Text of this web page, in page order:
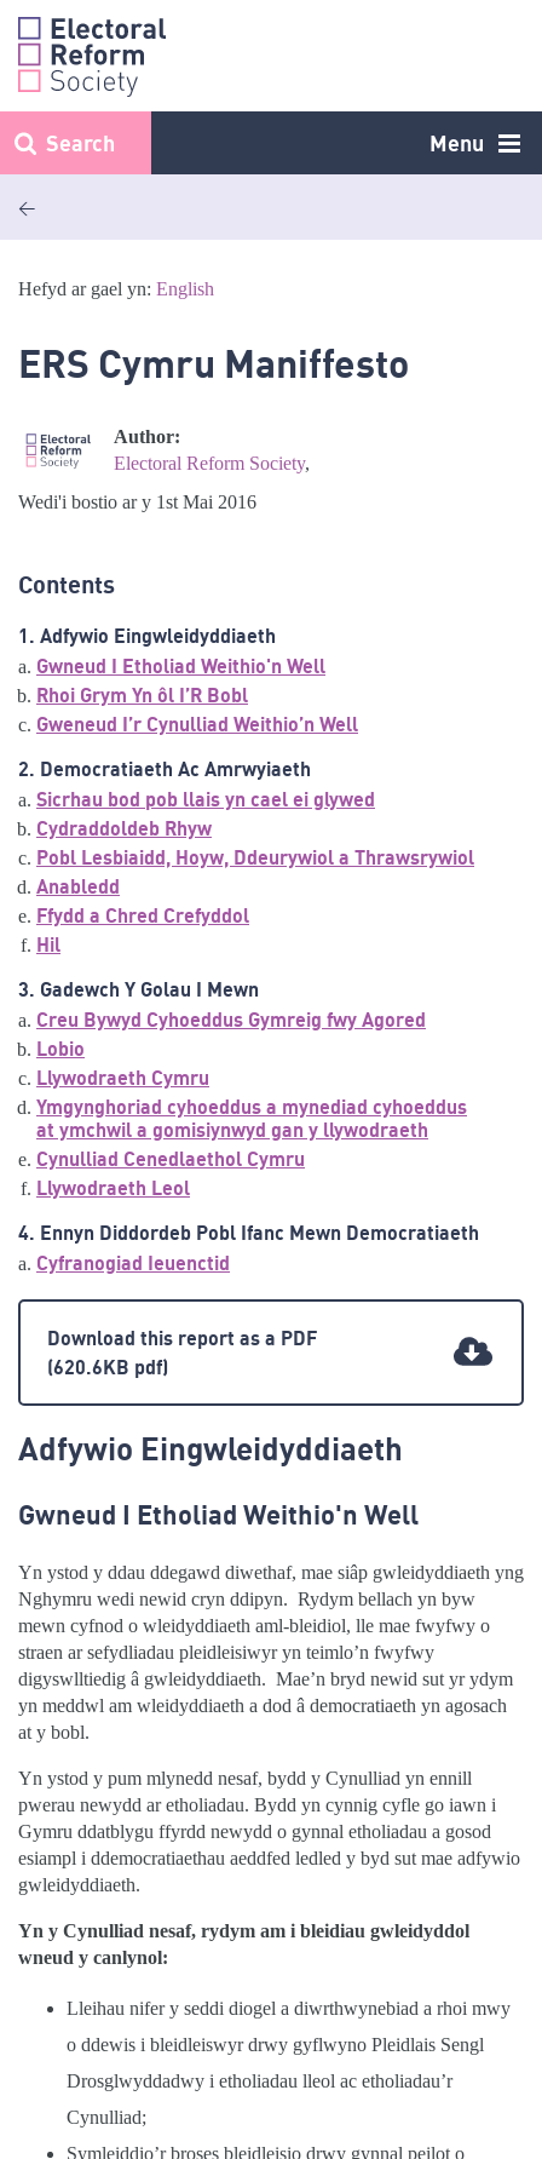
Skip
content
Menu
Search
<
Hefyd ar gael yn: English
ERS Cymru Maniffesto
Author:
Electoral Reform Society,
Wedi'i bostio ar y 1st Mai 2016
Contents
1. Adfywio Eingwleidyddiaeth
Gwneud I Etholiad Weithio'n Well
Rhoi Grym Yn ôl I’R Bobl
Gweneud I’r Cynulliad Weithio’n Well
2. Democratiaeth Ac Amrwyiaeth
Sicrhau bod pob llais yn cael ei glywed
Cydraddoldeb Rhyw
Pobl Lesbiaidd, Hoyw, Ddeurywiol a Thrawsrywiol
Anabledd
Ffydd a Chred Crefyddol
Hil
3. Gadewch Y Golau I Mewn
Creu Bywyd Cyhoeddus Gymreig fwy Agored
Lobio
Llywodraeth Cymru
Ymgynghoriad cyhoeddus a mynediad cyhoeddus
at ymchwil a gomisiynwyd gan y llywodraeth
Cynulliad Cenedlaethol Cymru
Llywodraeth Leol
4. Ennyn Diddordeb Pobl Ifanc Mewn Democratiaeth
Cyfranogiad Ieuenctid
Download this report as a PDF
(620.6KB pdf)
Adfywio Eingwleidyddiaeth
Gwneud I Etholiad Weithio'n Well
Yn ystod y ddau ddegawd diwethaf, mae siâp gwleidyddiaeth yng
Nghymru wedi newid cryn ddipyn. Rydym bellach yn byw
mewn cyfnod o wleidyddiaeth aml-bleidiol, lle mae fwyfwy o
straen ar sefydliadau pleidleisiwyr yn teimlo’n fwyfwy
digyswlltiedig â gwleidyddiaeth. Mae’n bryd newid sut yr ydym
yn meddwl am wleidyddiaeth a dod â democratiaeth yn agosach
at y bobl.
Yn ystod y pum mlynedd nesaf, bydd y Cynulliad yn ennill
pwerau newydd ar etholiadau. Bydd yn cynnig cyfle go iawn i
Gymru ddatblygu ffyrdd newydd o gynnal etholiadau a gosod
esiampl i ddemocratiaethau aeddfed ledled y byd sut mae adfywio
gwleidyddiaeth.
Yn y Cynulliad nesaf, rydym am i bleidiau gwleidyddol
wneud y canlynol:
Lleihau nifer y seddi diogel a diwrthwynebiad a rhoi mwy
o ddewis i bleidleiswyr drwy gyflwyno Pleidlais Sengl
Drosglwyddadwy i etholiadau lleol ac etholiadau’r
Cynulliad;
Symleiddio’r broses bleidleisio drwy gynnal peilot o